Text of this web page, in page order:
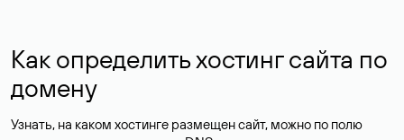
Как определить хостинг сайта по
домену
Узнать, на каком хостинге размещен сайт, можно по полю